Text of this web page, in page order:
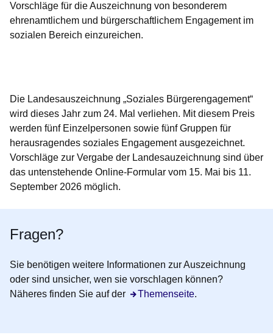
Vorschläge für die Auszeichnung von besonderem
ehrenamtlichem und bürgerschaftlichem Engagement im
sozialen Bereich einzureichen.
Die Landesauszeichnung „Soziales Bürgerengagement“
wird dieses Jahr zum 24. Mal verliehen. Mit diesem Preis
werden fünf Einzelpersonen sowie fünf Gruppen für
herausragendes soziales Engagement ausgezeichnet.
Vorschläge zur Vergabe der Landesauzeichnung sind über
das untenstehende Online-Formular vom 15. Mai bis 11.
September 2026 möglich.
Fragen?
Sie benötigen weitere Informationen zur Auszeichnung
oder sind unsicher, wen sie vorschlagen können?
Näheres finden Sie auf der
Themenseite.